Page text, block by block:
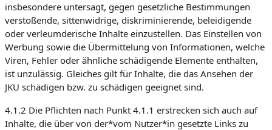
insbesondere untersagt, gegen gesetzliche Bestimmungen
verstoßende, sittenwidrige, diskriminierende, beleidigende
oder verleumderische Inhalte einzustellen. Das Einstellen von
Werbung sowie die Übermittelung von Informationen, welche
Viren, Fehler oder ähnliche schädigende Elemente enthalten,
ist unzulässig. Gleiches gilt für Inhalte, die das Ansehen der
JKU schädigen bzw. zu schädigen geeignet sind.
4.1.2 Die Pflichten nach Punkt 4.1.1 erstrecken sich auch auf
Inhalte, die über von der*vom Nutzer*in gesetzte Links zu